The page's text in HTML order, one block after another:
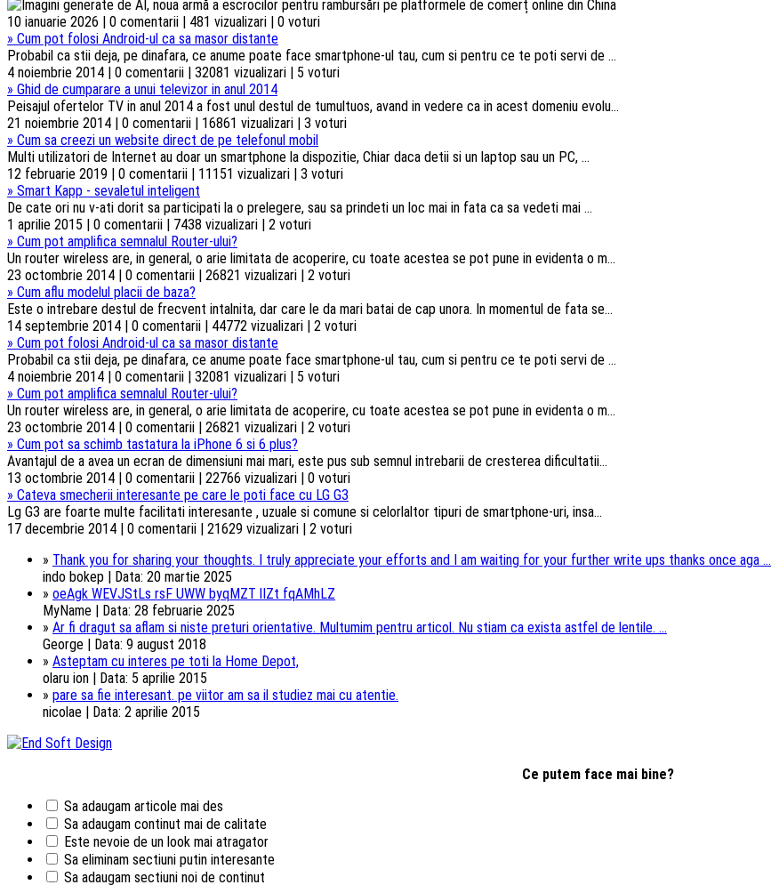
10 ianuarie 2026 | 0 comentarii | 481 vizualizari | 0 voturi
» Cum pot folosi Android-ul ca sa masor distante
Probabil ca stii deja, pe dinafara, ce anume poate face smartphone-ul tau, cum si pentru ce te poti servi de ...
4 noiembrie 2014 | 0 comentarii | 32081 vizualizari | 5 voturi
» Ghid de cumparare a unui televizor in anul 2014
Peisajul ofertelor TV in anul 2014 a fost unul destul de tumultuos, avand in vedere ca in acest domeniu evolu...
21 noiembrie 2014 | 0 comentarii | 16861 vizualizari | 3 voturi
» Cum sa creezi un website direct de pe telefonul mobil
Multi utilizatori de Internet au doar un smartphone la dispozitie, Chiar daca detii si un laptop sau un PC, ...
12 februarie 2019 | 0 comentarii | 11151 vizualizari | 3 voturi
» Smart Kapp - sevaletul inteligent
De cate ori nu v-ati dorit sa participati la o prelegere, sau sa prindeti un loc mai in fata ca sa vedeti mai ...
1 aprilie 2015 | 0 comentarii | 7438 vizualizari | 2 voturi
» Cum pot amplifica semnalul Router-ului?
Un router wireless are, in general, o arie limitata de acoperire, cu toate acestea se pot pune in evidenta o m...
23 octombrie 2014 | 0 comentarii | 26821 vizualizari | 2 voturi
» Cum aflu modelul placii de baza?
Este o intrebare destul de frecvent intalnita, dar care le da mari batai de cap unora. In momentul de fata se...
14 septembrie 2014 | 0 comentarii | 44772 vizualizari | 2 voturi
» Cum pot folosi Android-ul ca sa masor distante
Probabil ca stii deja, pe dinafara, ce anume poate face smartphone-ul tau, cum si pentru ce te poti servi de ...
4 noiembrie 2014 | 0 comentarii | 32081 vizualizari | 5 voturi
» Cum pot amplifica semnalul Router-ului?
Un router wireless are, in general, o arie limitata de acoperire, cu toate acestea se pot pune in evidenta o m...
23 octombrie 2014 | 0 comentarii | 26821 vizualizari | 2 voturi
» Cum pot sa schimb tastatura la iPhone 6 si 6 plus?
Avantajul de a avea un ecran de dimensiuni mai mari, este pus sub semnul intrebarii de cresterea dificultatii...
13 octombrie 2014 | 0 comentarii | 22766 vizualizari | 0 voturi
» Cateva smecherii interesante pe care le poti face cu LG G3
Lg G3 are foarte multe facilitati interesante , uzuale si comune si celorlaltor tipuri de smartphone-uri, insa...
17 decembrie 2014 | 0 comentarii | 21629 vizualizari | 2 voturi
» Thank you for sharing your thoughts. I truly appreciate your efforts and I am waiting for your further write ups thanks once aga ...
indo bokep | Data: 20 martie 2025
» oeAgk WEVJStLs rsF UWW byqMZT lIZt fqAMhLZ
MyName | Data: 28 februarie 2025
» Ar fi dragut sa aflam si niste preturi orientative. Multumim pentru articol. Nu stiam ca exista astfel de lentile. ...
George | Data: 9 august 2018
» Asteptam cu interes pe toti la Home Depot,
olaru ion | Data: 5 aprilie 2015
» pare sa fie interesant. pe viitor am sa il studiez mai cu atentie.
nicolae | Data: 2 aprilie 2015
Ce putem face mai bine?
Sa adaugam articole mai des
Sa adaugam continut mai de calitate
Este nevoie de un look mai atragator
Sa eliminam sectiuni putin interesante
Sa adaugam sectiuni noi de continut